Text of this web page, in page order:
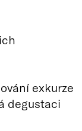
exkurze
degustaci